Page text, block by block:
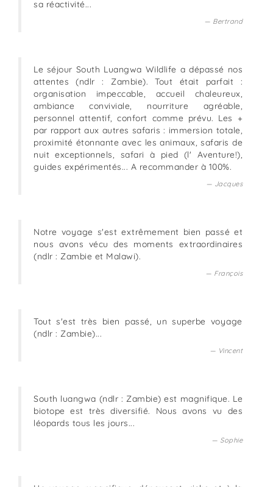
sa réactivité...
Bertrand
Le séjour South Luangwa Wildlife a dépassé nos
attentes (ndlr : Zambie). Tout était parfait :
organisation impeccable, accueil chaleureux,
ambiance conviviale, nourriture agréable,
personnel attentif, confort comme prévu. Les +
par rapport aux autres safaris : immersion totale,
proximité étonnante avec les animaux, safaris de
nuit exceptionnels, safari à pied (l' Aventure!),
guides expérimentés... A recommander à 100%.
Jacques
Notre voyage s'est extrêmement bien passé et
nous avons vécu des moments extraordinaires
(ndlr : Zambie et Malawi).
François
Tout s'est très bien passé, un superbe voyage
(ndlr : Zambie)...
Vincent
South luangwa (ndlr : Zambie) est magnifique. Le
biotope est très diversifié. Nous avons vu des
léopards tous les jours...
Sophie